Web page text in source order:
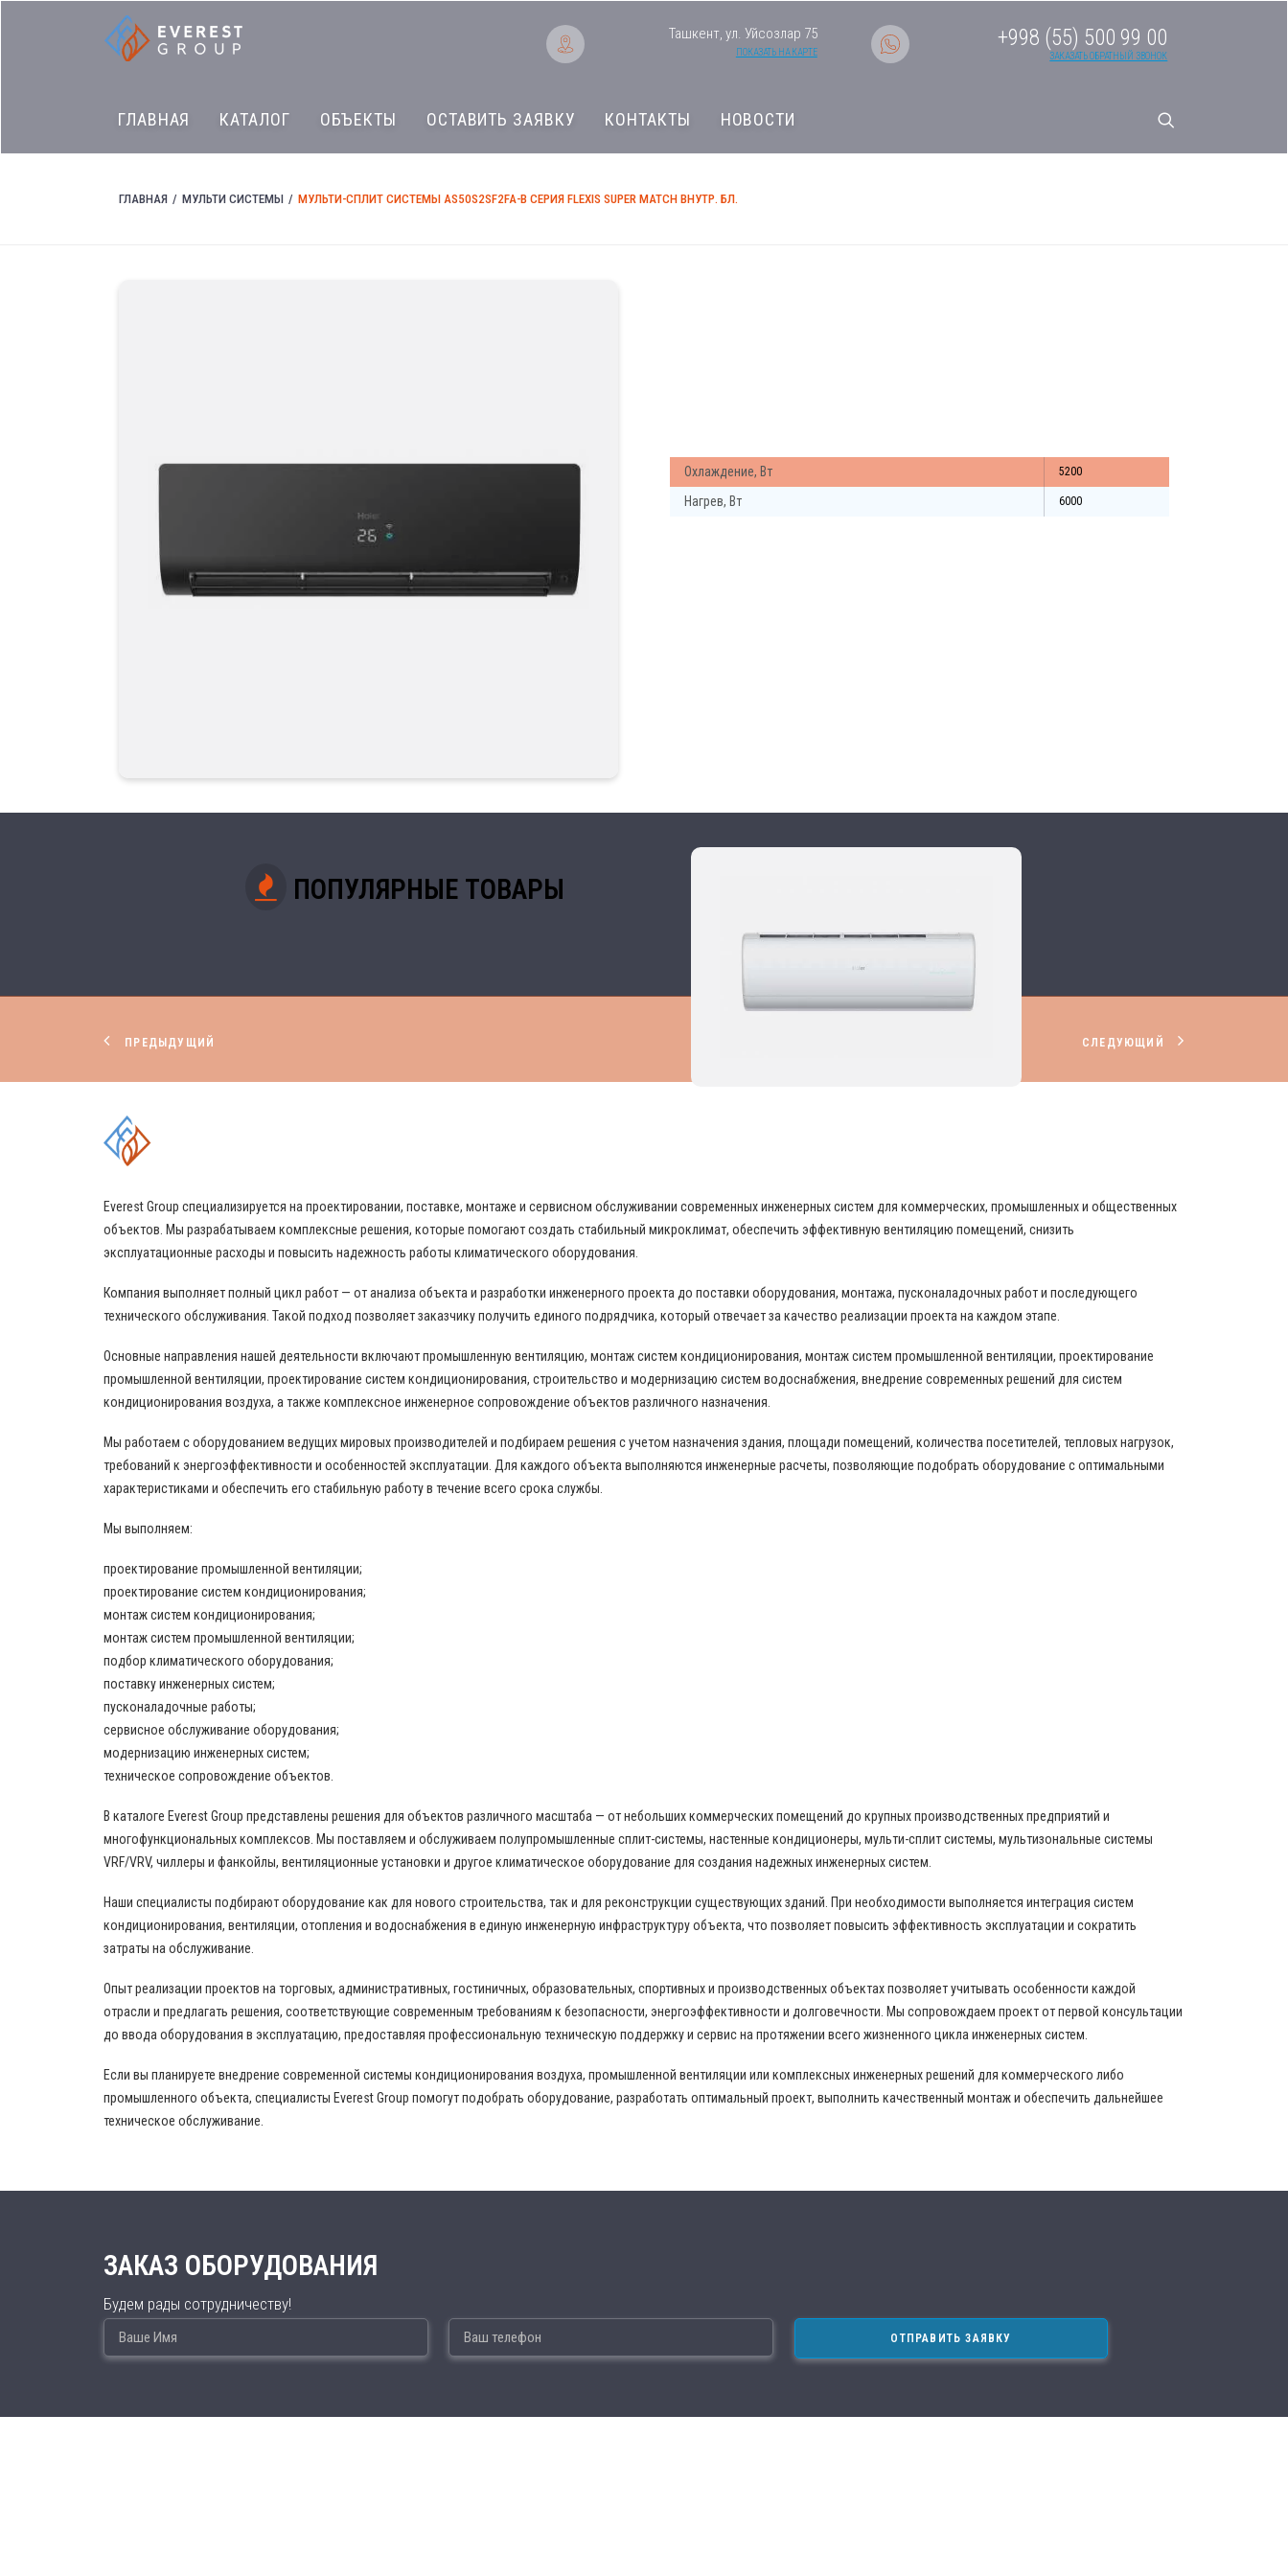
Ташкент, ул. Уйсозлар 75
ПОКАЗАТЬ НА КАРТЕ
+998 (55) 500 99 00
ЗАКАЗАТЬ ОБРАТНЫЙ ЗВОНОК
ГЛАВНАЯ КАТАЛОГ ОБЪЕКТЫ ОСТАВИТЬ ЗАЯВКУ КОНТАКТЫ НОВОСТИ
ГЛАВНАЯ МУЛЬТИ СИСТЕМЫ МУЛЬТИ-СПЛИТ СИСТЕМЫ AS50S2SF2FA-B СЕРИЯ FLEXIS SUPER MATCH ВНУТР. БЛ.
Охлаждение, Вт 5200
Нагрев, Вт 6000
ПОПУЛЯРНЫЕ ТОВАРЫ
ПРЕДЫДУЩИЙ СЛЕДУЮЩИЙ
Everest Group специализируется на проектировании, поставке, монтаже и сервисном обслуживании современных инженерных систем для коммерческих, промышленных и общественных
объектов. Мы разрабатываем комплексные решения, которые помогают создать стабильный микроклимат, обеспечить эффективную вентиляцию помещений, снизить
эксплуатационные расходы и повысить надежность работы климатического оборудования.
Компания выполняет полный цикл работ — от анализа объекта и разработки инженерного проекта до поставки оборудования, монтажа, пусконаладочных работ и последующего
технического обслуживания. Такой подход позволяет заказчику получить единого подрядчика, который отвечает за качество реализации проекта на каждом этапе.
Основные направления нашей деятельности включают промышленную вентиляцию, монтаж систем кондиционирования, монтаж систем промышленной вентиляции, проектирование
промышленной вентиляции, проектирование систем кондиционирования, строительство и модернизацию систем водоснабжения, внедрение современных решений для систем
кондиционирования воздуха, а также комплексное инженерное сопровождение объектов различного назначения.
Мы работаем с оборудованием ведущих мировых производителей и подбираем решения с учетом назначения здания, площади помещений, количества посетителей, тепловых нагрузок,
требований к энергоэффективности и особенностей эксплуатации. Для каждого объекта выполняются инженерные расчеты, позволяющие подобрать оборудование с оптимальными
характеристиками и обеспечить его стабильную работу в течение всего срока службы.
Мы выполняем:
проектирование промышленной вентиляции;
проектирование систем кондиционирования;
монтаж систем кондиционирования;
монтаж систем промышленной вентиляции;
подбор климатического оборудования;
поставку инженерных систем;
пусконаладочные работы;
сервисное обслуживание оборудования;
модернизацию инженерных систем;
техническое сопровождение объектов.
В каталоге Everest Group представлены решения для объектов различного масштаба — от небольших коммерческих помещений до крупных производственных предприятий и
многофункциональных комплексов. Мы поставляем и обслуживаем полупромышленные сплит-системы, настенные кондиционеры, мульти-сплит системы, мультизональные системы
VRF/VRV, чиллеры и фанкойлы, вентиляционные установки и другое климатическое оборудование для создания надежных инженерных систем.
Наши специалисты подбирают оборудование как для нового строительства, так и для реконструкции существующих зданий. При необходимости выполняется интеграция систем
кондиционирования, вентиляции, отопления и водоснабжения в единую инженерную инфраструктуру объекта, что позволяет повысить эффективность эксплуатации и сократить
затраты на обслуживание.
Опыт реализации проектов на торговых, административных, гостиничных, образовательных, спортивных и производственных объектах позволяет учитывать особенности каждой
отрасли и предлагать решения, соответствующие современным требованиям к безопасности, энергоэффективности и долговечности. Мы сопровождаем проект от первой консультации
до ввода оборудования в эксплуатацию, предоставляя профессиональную техническую поддержку и сервис на протяжении всего жизненного цикла инженерных систем.
Если вы планируете внедрение современной системы кондиционирования воздуха, промышленной вентиляции или комплексных инженерных решений для коммерческого либо
промышленного объекта, специалисты Everest Group помогут подобрать оборудование, разработать оптимальный проект, выполнить качественный монтаж и обеспечить дальнейшее
техническое обслуживание.
ЗАКАЗ ОБОРУДОВАНИЯ
Будем рады сотрудничеству!